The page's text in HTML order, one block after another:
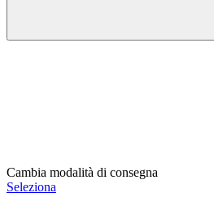
Cambia modalità di consegna
Seleziona